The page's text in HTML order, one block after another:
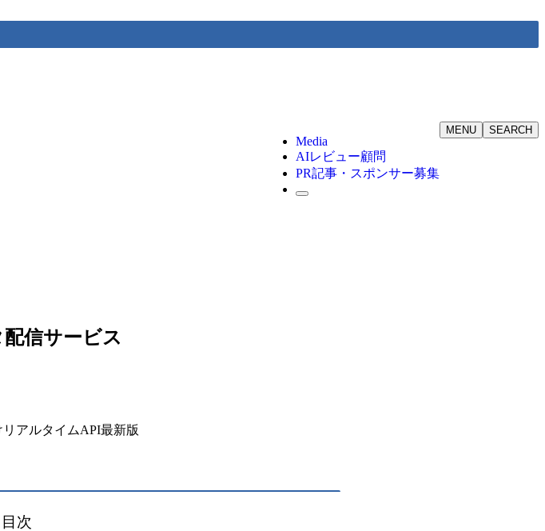
Media
AIレビュー顧問
PR記事・スポンサー募集
SEARCH
MENU
信サービス
目次